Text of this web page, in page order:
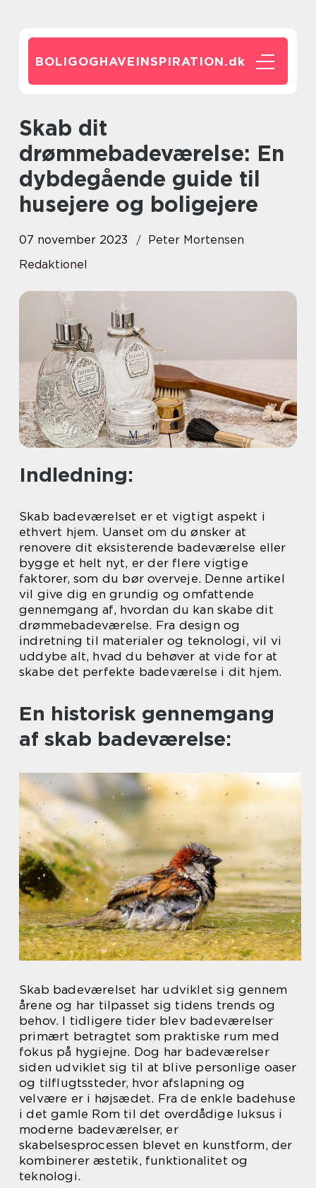
BOLIGOGHAVEINSPIRATION.dk
Skab dit
drømmebadeværelse: En
dybdegående guide til
husejere og boligejere
07 november 2023
Peter Mortensen
Redaktionel
Indledning:
Skab badeværelset er et vigtigt aspekt i
ethvert hjem. Uanset om du ønsker at
renovere dit eksisterende badeværelse eller
bygge et helt nyt, er der flere vigtige
faktorer, som du bør overveje. Denne artikel
vil give dig en grundig og omfattende
gennemgang af, hvordan du kan skabe dit
drømmebadeværelse. Fra design og
indretning til materialer og teknologi, vil vi
uddybe alt, hvad du behøver at vide for at
skabe det perfekte badeværelse i dit hjem.
En historisk gennemgang
af skab badeværelse:
Skab badeværelset har udviklet sig gennem
årene og har tilpasset sig tidens trends og
behov. I tidligere tider blev badeværelser
primært betragtet som praktiske rum med
fokus på hygiejne. Dog har badeværelser
siden udviklet sig til at blive personlige oaser
og tilflugtssteder, hvor afslapning og
velvære er i højsædet. Fra de enkle badehuse
i det gamle Rom til det overdådige luksus i
moderne badeværelser, er
skabelsesprocessen blevet en kunstform, der
kombinerer æstetik, funktionalitet og
teknologi.